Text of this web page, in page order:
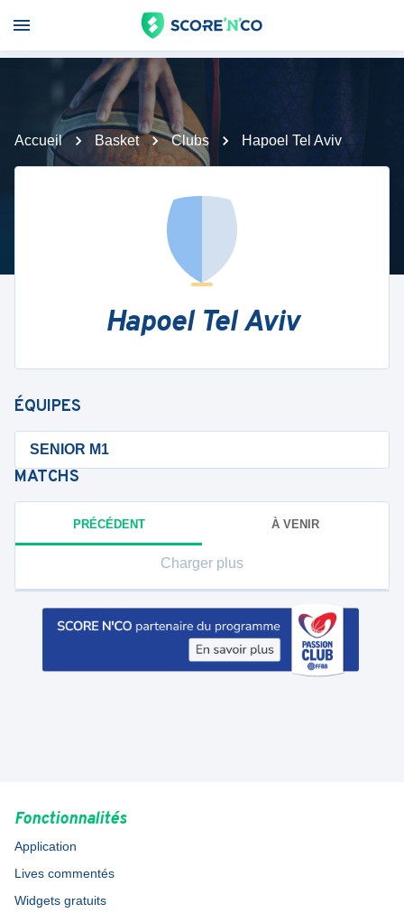
Accueil Basket Clubs Hapoel Tel Aviv
Hapoel Tel Aviv
ÉQUIPES
SENIOR M1
MATCHS
PRÉCÉDENT À VENIR
Charger plus
Fonctionnalités
Application
Lives commentés
Widgets gratuits